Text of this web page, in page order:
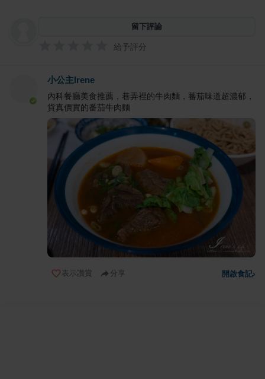
留下評論
給予評分
小公主Irene
內科餐廳美食推薦，巷弄裡的牛肉麵，蕃茄味道超濃郁，
貨真價實的番茄牛肉麵
表示讚賞 分享 開啟食記›